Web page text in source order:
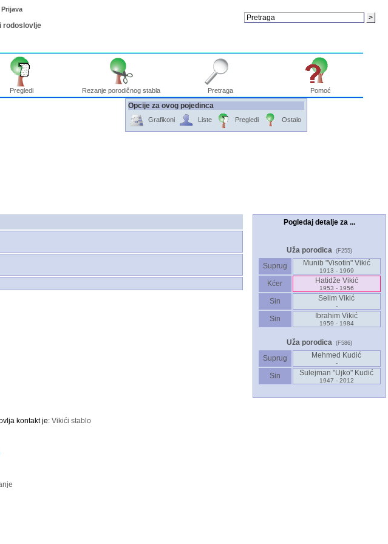
Prijava
rodoslovlje
Pregledi Rezanje porodičnog stabla Pretraga Pomoć
Opcije za ovog pojedinca
Grafikoni Liste Pregledi Ostalo
Pogledaj detalje za ...
Uža porodica (F255)
Suprug Munib "Visotin" Vikić
1913 - 1969
Kćer Hatidže Vikić
1953 - 1956
Sin Selim Vikić
-
Sin Ibrahim Vikić
1959 - 1984
Uža porodica (F586)
Suprug Mehmed Kudić
-
Sin Sulejman "Ujko" Kudić
1947 - 2012
kontakt je:Vikići stablo